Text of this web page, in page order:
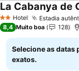
2 Estrelas
Hotel Estadia
La Cabanya de
8,4 Muito boa 128
Selecione as datas
exatos.